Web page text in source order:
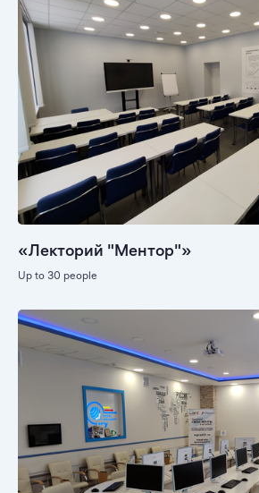
«Лекторий "Ментор"»
Up to 30 people